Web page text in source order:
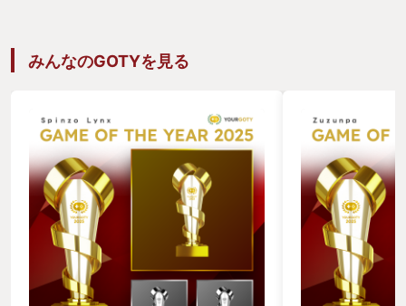
みんなのGOTYを見る